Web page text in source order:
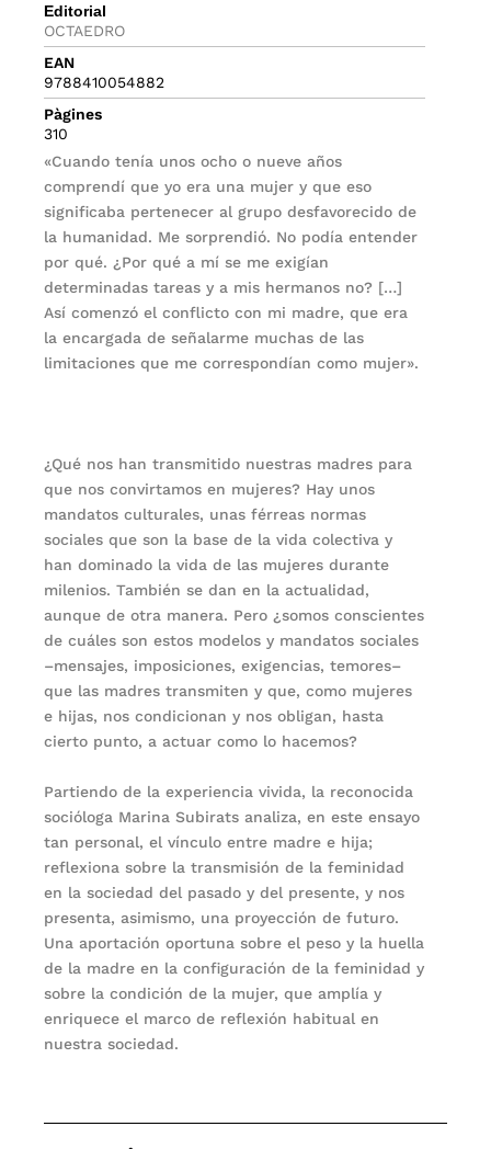
Editorial
OCTAEDRO
EAN
9788410054882
Pàgines
310
«Cuando tenía unos ocho o nueve años
comprendí que yo era una mujer y que eso
significaba pertenecer al grupo desfavorecido de
la humanidad. Me sorprendió. No podía entender
por qué. ¿Por qué a mí se me exigían
determinadas tareas y a mis hermanos no? […]
Así comenzó el conflicto con mi madre, que era
la encargada de señalarme muchas de las
limitaciones que me correspondían como mujer».
¿Qué nos han transmitido nuestras madres para
que nos convirtamos en mujeres? Hay unos
mandatos culturales, unas férreas normas
sociales que son la base de la vida colectiva y
han dominado la vida de las mujeres durante
milenios. También se dan en la actualidad,
aunque de otra manera. Pero ¿somos conscientes
de cuáles son estos modelos y mandatos sociales
–mensajes, imposiciones, exigencias, temores–
que las madres transmiten y que, como mujeres
e hijas, nos condicionan y nos obligan, hasta
cierto punto, a actuar como lo hacemos?
Partiendo de la experiencia vivida, la reconocida
socióloga Marina Subirats analiza, en este ensayo
tan personal, el vínculo entre madre e hija;
reflexiona sobre la transmisión de la feminidad
en la sociedad del pasado y del presente, y nos
presenta, asimismo, una proyección de futuro.
Una aportación oportuna sobre el peso y la huella
de la madre en la configuración de la feminidad y
sobre la condición de la mujer, que amplía y
enriquece el marco de reflexión habitual en
nuestra sociedad.